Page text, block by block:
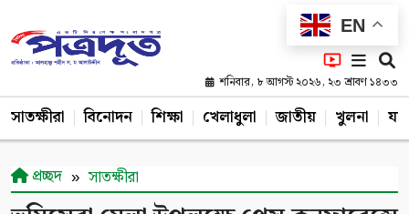
EN
শনিবার, ৮ আগস্ট ২০২৬, ২৩ শ্রাবণ ১৪৩৩
সাতক্ষীরা বিনোদন শিক্ষা খেলাধুলা জাতীয় খুলনা
প্রচ্ছদ সাতক্ষীরা